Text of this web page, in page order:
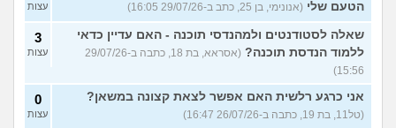
הטעם שלי (אנונימי, בן 25, כתב ב-29/07/26 16:05) עצות
שאלה לסטודנטים ולמהנדסי תוכנה - האם עדיין כדאי
ללמוד הנדסת תוכנה?
(אסראא, בת 18, כתבה ב-29/07/26
15:56)
3
עצות
אני כרגע רלשית האם אפשר לצאת קצונה במשאן?
(טל11, בת 19, כתבה ב-26/07/26 16:47)
0
עצות